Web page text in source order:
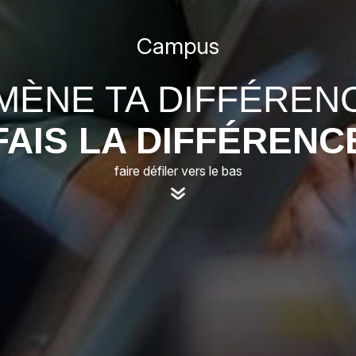
Campus
TA
LA
faire défiler vers le bas